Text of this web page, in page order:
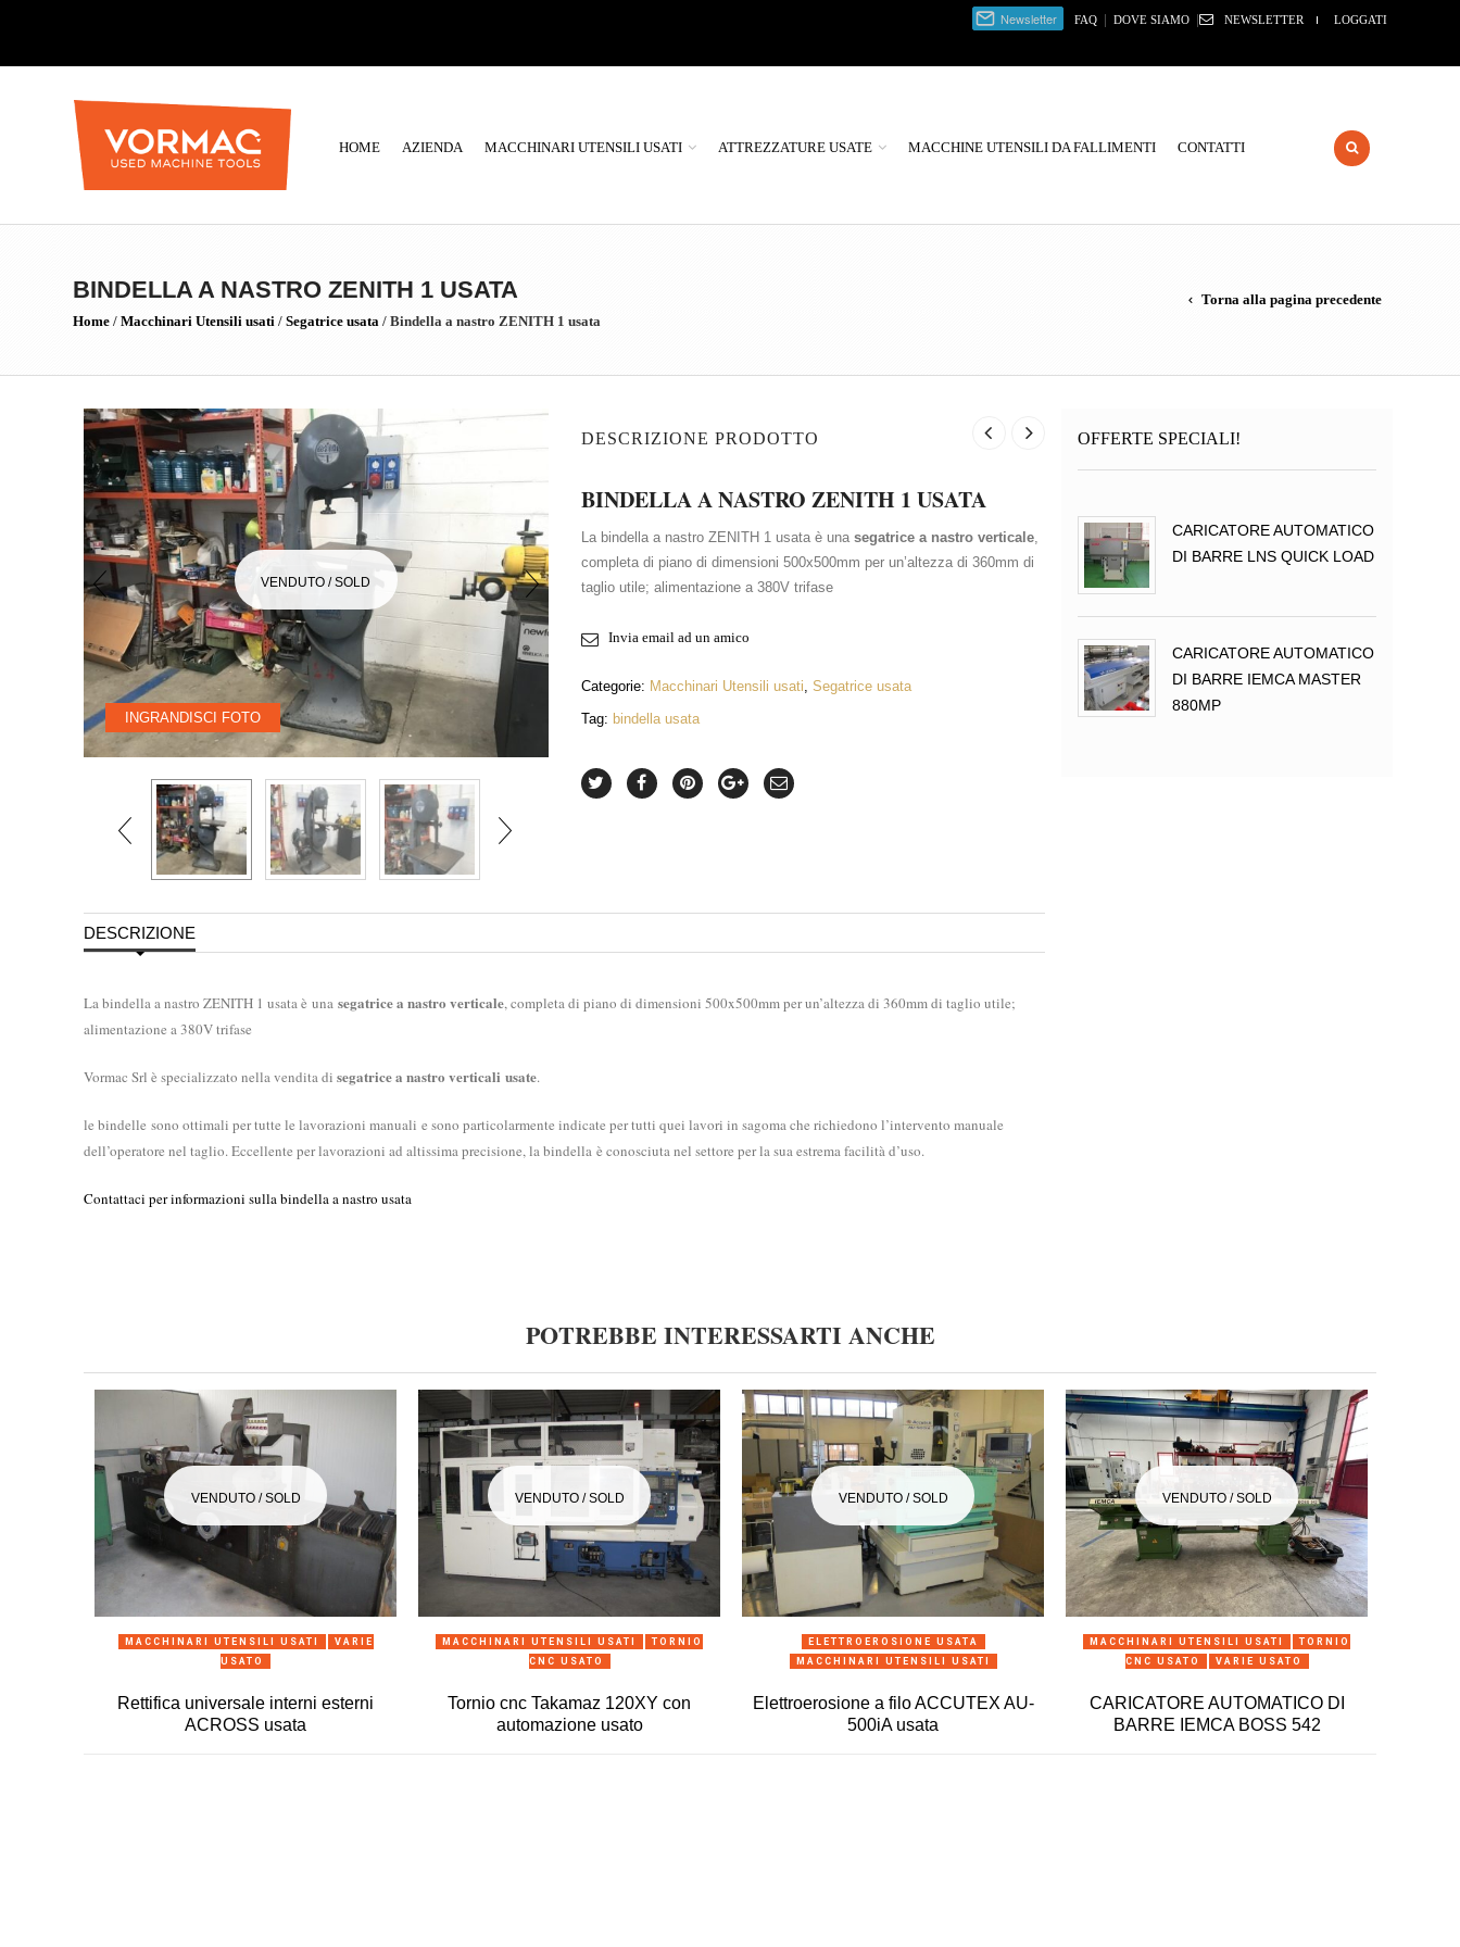
NEWSLETTER LOGGATI
FAQ | DOVE SIAMO |
HOME AZIENDA MACCHINARI UTENSILI USATI ATTREZZATURE USATE MACCHINE UTENSILI DA FALLIMENTI CONTATTI
BINDELLA A NASTRO ZENITH 1 USATA
Home / Macchinari Utensili usati / Segatrice usata / Bindella a nastro ZENITH 1 usata
Torna alla pagina precedente
VENDUTO / SOLD
INGRANDISCI FOTO INGRANDISCI FOTO INGRANDISCI FOTO
DESCRIZIONE PRODOTTO
BINDELLA A NASTRO ZENITH 1 USATA
La bindella a nastro ZENITH 1 usata è una segatrice a nastro verticale,
completa di piano di dimensioni 500x500mm per un’altezza di 360mm di
taglio utile; alimentazione a 380V trifase
Invia email ad un amico
Categorie: Macchinari Utensili usati, Segatrice usata
Tag: bindella usata
DESCRIZIONE
La bindella a nastro ZENITH 1 usata è una segatrice a nastro verticale, completa di piano di dimensioni 500x500mm per un’altezza di 360mm di taglio utile;
alimentazione a 380V trifase
Vormac Srl è specializzato nella vendita di segatrice a nastro verticali usate.
le bindelle sono ottimali per tutte le lavorazioni manuali e sono particolarmente indicate per tutti quei lavori in sagoma che richiedono l’intervento manuale
dell’operatore nel taglio. Eccellente per lavorazioni ad altissima precisione, la bindella è conosciuta nel settore per la sua estrema facilità d’uso.
Contattaci per informazioni sulla bindella a nastro usata
OFFERTE SPECIALI!
CARICATORE AUTOMATICO
DI BARRE LNS QUICK LOAD
CARICATORE AUTOMATICO
DI BARRE IEMCA MASTER
880MP
POTREBBE INTERESSARTI ANCHE
VENDUTO / SOLD
ANTEPRIMA
MACCHINARI UTENSILI USATI
VARIE
USATO
Rettifica universale interni esterni
ACROSS usata
VENDUTO / SOLD
ANTEPRIMA
MACCHINARI UTENSILI USATI
TORNIO
CNC USATO
Tornio cnc Takamaz 120XY con
automazione usato
VENDUTO / SOLD
ANTEPRIMA
ELETTROEROSIONE USATA
MACCHINARI UTENSILI USATI
Elettroerosione a filo ACCUTEX AU-
500iA usata
VENDUTO / SOLD
ANTEPRIMA
MACCHINARI UTENSILI USATI
TORNIO
CNC USATO
VARIE USATO
CARICATORE AUTOMATICO DI
BARRE IEMCA BOSS 542